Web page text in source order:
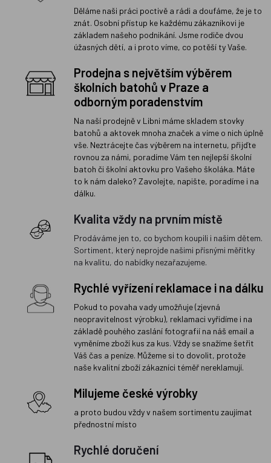
Děláme naši práci poctivě a rádi a doufáme, že je to
znát. Osobní přístup ke každému zákazníkovi je
základem našeho podnikání. Jsme rodiče dvou
úžasných dětí, a i proto víme, co potěší ty Vaše.
Prodejna s největším výběrem
školních batohů v Praze a
odborným poradenstvím
Na naší prodejně v Libni máme skladem stovky
batohů a aktovek mnoha značek a víme o nich úplně
vše. Neztrácejte čas výběrem na internetu, přijďte
rovnou za námi, poradíme Vám ten nejlepší školní
batoh či školní aktovku pro Vašeho školáka. Máte
to k nám daleko? Zavolejte, napište, poradíme i na
dálku.
Kvalita vždy na prvním místě
Prodáváme jen to, co bychom koupili i našim dětem.
Sortiment, který neprojde našimi přísnými měřítky
na kvalitu, do nabídky nezařazujeme.
Rychlé vyřízení reklamace i na dálku
Pokud to povaha vady umožňuje (zjevná
neopravitelnost výrobku), reklamaci vyřídíme i na
základě pouhého zaslání fotografií na náš email a
vyměníme zboží kus za kus. Vždy se snažíme šetřit
Váš čas a peníze. Můžeme si to dovolit, protože
naše kvalitní zboží zákazníci téměř nereklamují.
Milujeme české výrobky
a proto budou vždy v našem sortimentu zaujímat
přednostní místo
Rychlé doručení